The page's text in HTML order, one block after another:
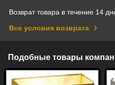
Возврат товара в течение 14
Все условия возврата
Подобные товары